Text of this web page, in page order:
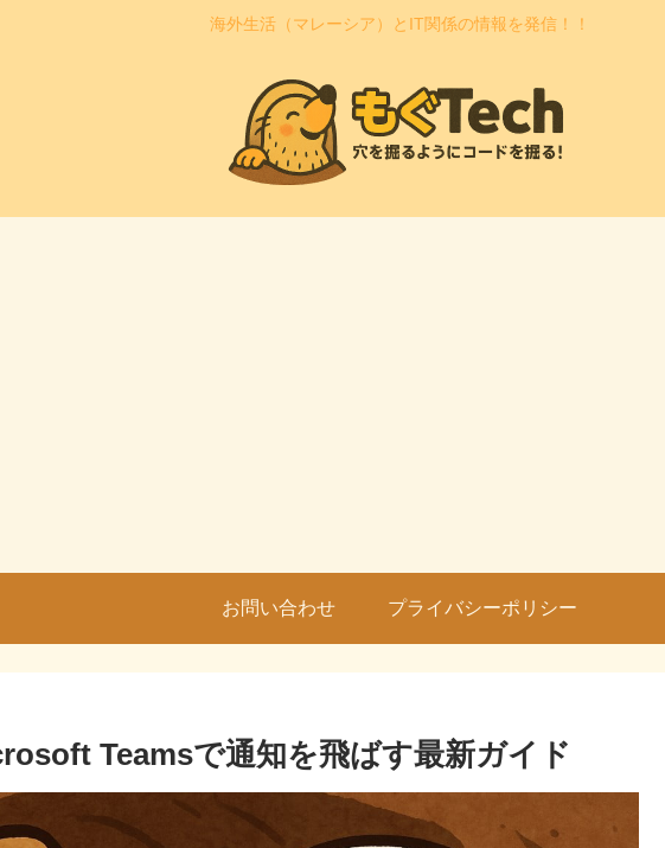
海外生活（マレーシア）とIT関係の情報を発信！！
お問い合わせ プライバシーポリシー
Teamsで通知を飛ばす最新ガイド